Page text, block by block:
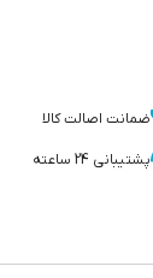
ضمانت اصالت کالا
پشتیبانی 24 ساعته